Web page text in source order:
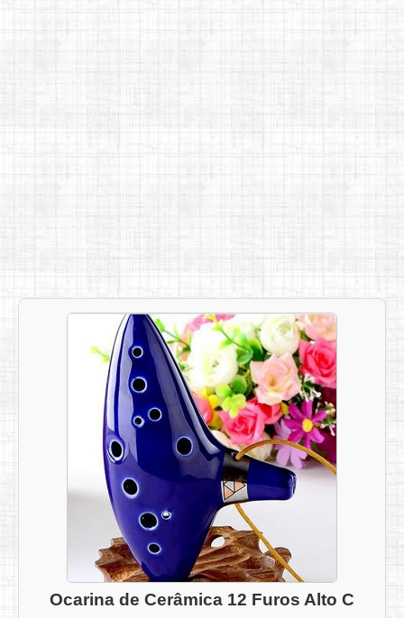
Ocarina de Cerâmica 12 Furos Alto C